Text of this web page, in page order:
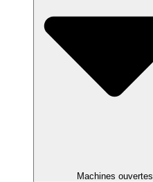
Machines ouvertes